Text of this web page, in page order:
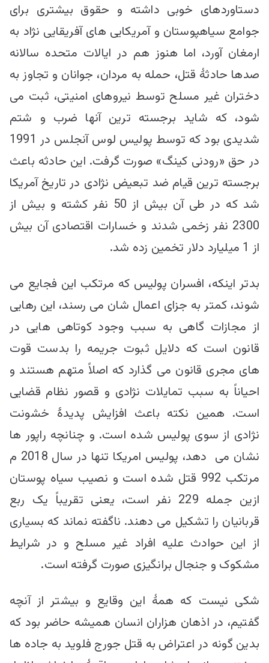
دستاوردهای خوبی داشته و حقوق بیشتری برای
جوامع سیاهپوستان و آمریکایی های آفریقایی نژاد به
ارمغان آورد، اما هنوز هم در ایالات متحده سالانه
صدها حادثۀ قتل، حمله به مردان، جوانان و تجاوز به
دختران غیر مسلح توسط نیروهای امنیتی، ثبت می
شود، که شاید برجسته ترین آنها ضرب و شتم
شدیدی بود که توسط پولیس لوس آنجلس در 1991
در حق «رودنی کینگ» صورت گرفت. این حادثه باعث
برجسته ترین قیام ضد تبعیض نژادی در تاریخ آمریکا
شد که در طی آن بیش از 50 نفر کشته و بیش از
2300 نفر زخمی شدند و خسارات اقتصادی آن بیش
از 1 میلیارد دلار تخمین زده شد.
بدتر اینکه، افسران پولیس که مرتکب این فجایع می
شوند، کمتر به جزای اعمال شان می رسند، این رهایی
از مجازات گاهی به سبب وجود کوتاهی هایی در
قانون است که دلایل ثبوت جریمه را بدست قوت
های مجری قانون می گذارد که اصلاً متهم هستند و
احیاناً به سبب تمایلات نژادی و قصور نظام قضایی
است. همین نکته باعث افزایش پدیدۀ خشونت
نژادی از سوی پولیس شده است. و چنانچه راپور ها
نشان می دهد، پولیس امریکا تنها در سال 2018 م
مرتکب 992 قتل شده است و نصیب سیاه پوستان
ازین جمله 229 نفر است، یعنی تقریباً یک ربع
قربانیان را تشکیل می دهند. ناگفته نماند که بسیاری
از این حوادث علیه افراد غیر مسلح و در شرایط
مشکوک و جنجال برانگیزی صورت گرفته است.
شکی نیست که همۀ این وقایع و بیشتر از آنچه
گفتیم، در اذهان هزاران انسان همیشه حاضر بود که
بدین گونه در اعتراض به قتل جورج فلوید به جاده ها